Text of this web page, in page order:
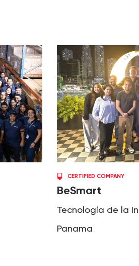
CERTIFIED COMPANY
BeSmart
Tecnología de la
Panama